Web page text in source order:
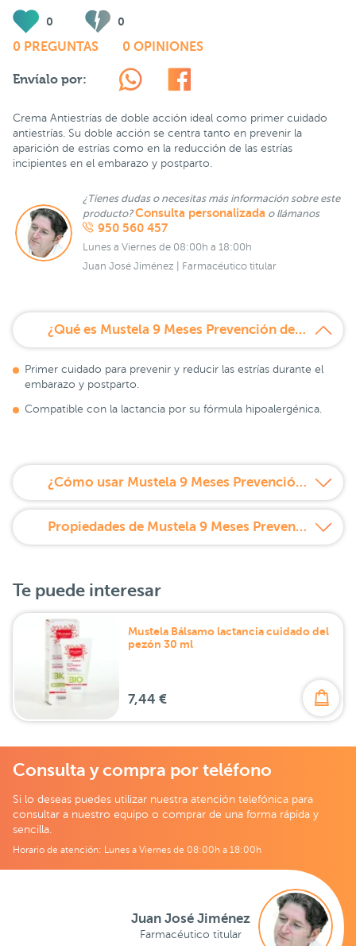
0 0
0 PREGUNTAS 0 OPINIONES
Envíalo por:
Crema Antiestrías de doble acción ideal como primer cuidado
antiestrías. Su doble acción se centra tanto en prevenir la
aparición de estrías como en la reducción de las estrías
incipientes en el embarazo y postparto.
¿Tienes dudas o necesitas más información sobre este
producto?Consulta personalizada o llámanos
950 560 457
Lunes a Viernes de 08:00h a 18:00h
Juan José Jiménez | Farmacéutico titular
¿Qué es Mustela 9 Meses Prevención de Estrías 250 ml?
Primer cuidado para prevenir y reducir las estrías durante el
embarazo y postparto.
Compatible con la lactancia por su fórmula hipoalergénica.
¿Cómo usar Mustela 9 Meses Prevención de Estrías 250 ml?
Propiedades de Mustela 9 Meses Prevención de Estrías 250 ml
Te puede interesar
Mustela Bálsamo lactancia cuidado del
pezón 30 ml
7,44 €
Consulta y compra por teléfono
Si lo deseas puedes utilizar nuestra atención telefónica para
consultar a nuestro equipo o comprar de una forma rápida y
sencilla.
Horario de atención: Lunes a Viernes de 08:00h a 18:00h
Juan José Jiménez
Farmacéutico titular